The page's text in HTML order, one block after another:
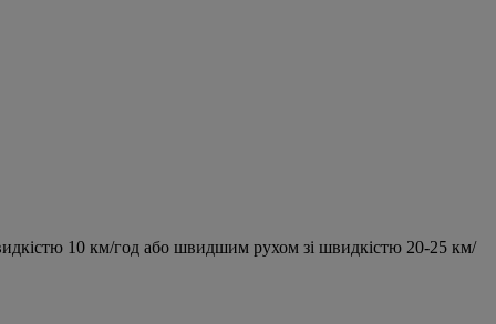
10 км/год або швидшим рухом зі швидкістю 20-25 км/